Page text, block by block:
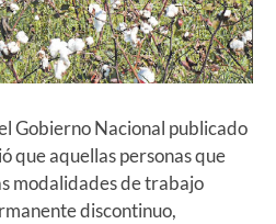
Gobierno Nacional publicado
que aquellas personas que
modalidades de trabajo
discontinuo,